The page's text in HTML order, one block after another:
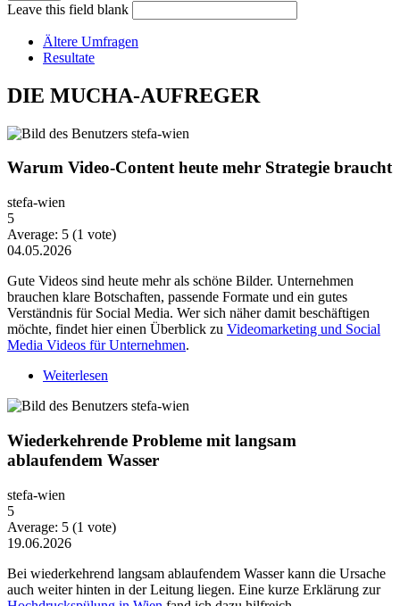
Leave this field blank
Ältere Umfragen
Resultate
DIE MUCHA-AUFREGER
Warum Video-Content heute mehr Strategie braucht
stefa-wien
5
Average: 5 (1 vote)
04.05.2026
Gute Videos sind heute mehr als schöne Bilder. Unternehmen
brauchen klare Botschaften, passende Formate und ein gutes
Verständnis für Social Media. Wer sich näher damit beschäftigen
möchte, findet hier einen Überblick zu Videomarketing und Social
Media Videos für Unternehmen.
Weiterlesen
Wiederkehrende Probleme mit langsam
ablaufendem Wasser
stefa-wien
5
Average: 5 (1 vote)
19.06.2026
Bei wiederkehrend langsam ablaufendem Wasser kann die Ursache
auch weiter hinten in der Leitung liegen. Eine kurze Erklärung zur